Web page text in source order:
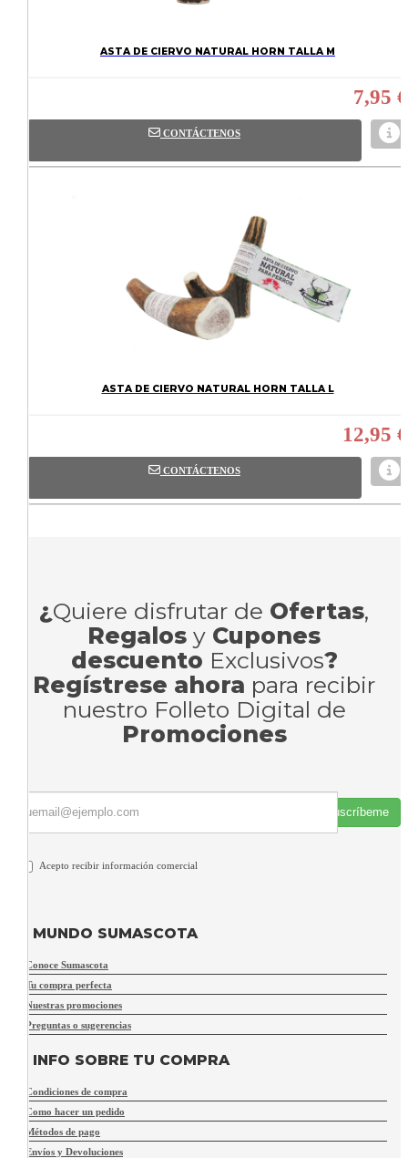
ASTA DE CIERVO NATURAL HORN TALLA M
7,95 €
CONTÁCTENOS
ASTA DE CIERVO NATURAL HORN TALLA L
12,95 €
CONTÁCTENOS
¿Quiere disfrutar de Ofertas,
Regalos y Cupones
descuento Exclusivos?
Regístrese ahora para recibir
nuestro Folleto Digital de
Promociones
Suscríbeme
Acepto recibir información comercial
MUNDO SUMASCOTA
Conoce Sumascota
Tu compra perfecta
Nuestras promociones
Preguntas o sugerencias
INFO SOBRE TU COMPRA
Condiciones de compra
Como hacer un pedido
Métodos de pago
Envíos y Devoluciones